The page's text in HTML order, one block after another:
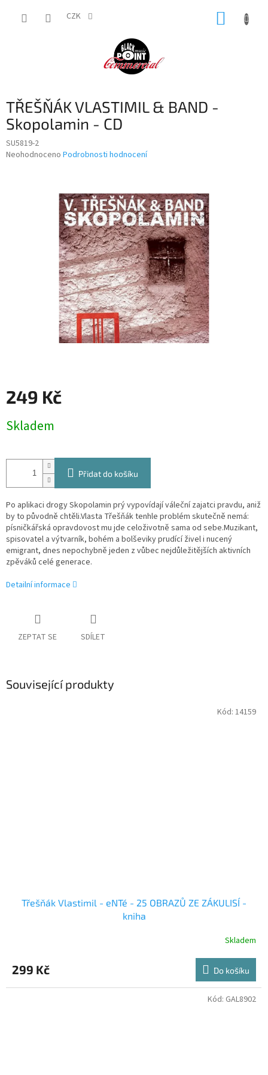
CZK
TŘEŠŇÁK VLASTIMIL & BAND -
Skopolamin - CD
SU5819-2
Průměrné
Neohodnoceno Podrobnosti hodnocení
249 Kč
cena:
Skladem
Přidat do košíku
Po aplikaci drogy Skopolamin prý vypovídají váleční zajatci pravdu, aniž
by to původně chtěli.Vlasta Třešňák tenhle problém skutečně nemá:
písničkářská opravdovost mu jde celoživotně sama od sebe.Muzikant,
spisovatel a výtvarník, bohém a bolševiky prudící živel i nucený
emigrant, dnes nepochybně jeden z vůbec nejdůležitějších aktivních
zpěváků celé generace.
Detailní informace
ZEPTAT SE SDÍLET
Související produkty
Třešňák Vlastimil - eNTé - 25 OBRAZŮ ZE ZÁKULISÍ -
kniha
Skladem
299 Kč Do košíku
Kód: 14159
Kód: GAL8902